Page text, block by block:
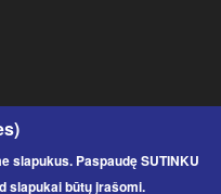
slapukus. Paspaudę SUTINKU
slapukai būtų įrašomi.